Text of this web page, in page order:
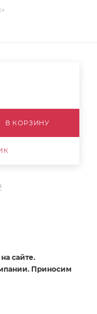
В КОРЗИНУ
сайте.
Приносим